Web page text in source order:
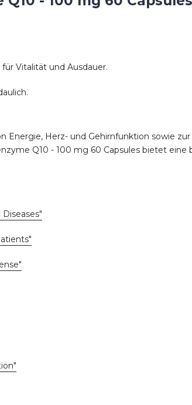
Vitalität und Ausdauer.
Herz- und Gehirnfunktion sowie
Q10 - 100 mg 60 Capsules bietet